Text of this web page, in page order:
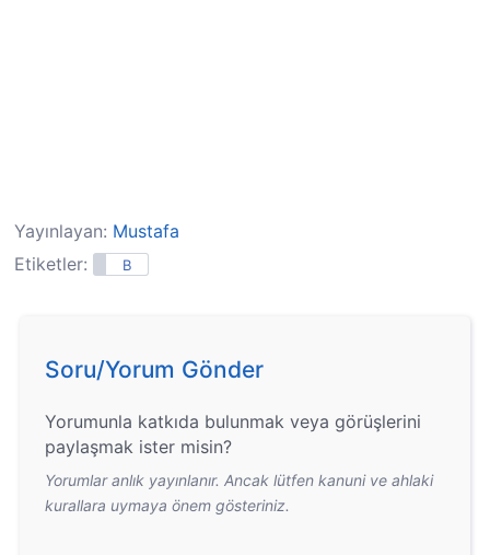
Yayınlayan: Mustafa
Etiketler:
B
Soru/Yorum Gönder
Yorumunla katkıda bulunmak veya görüşlerini
paylaşmak ister misin?
Yorumlar anlık yayınlanır. Ancak lütfen kanuni ve ahlaki
kurallara uymaya önem gösteriniz.